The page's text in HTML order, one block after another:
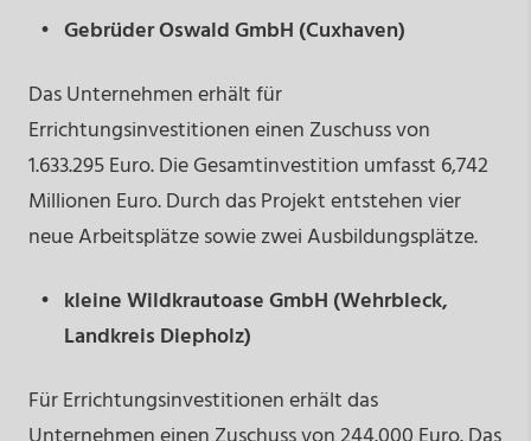
Gebrüder Oswald GmbH (Cuxhaven)
Das Unternehmen erhält für
Errichtungsinvestitionen einen Zuschuss von
1.633.295 Euro. Die Gesamtinvestition umfasst 6,742
Millionen Euro. Durch das Projekt entstehen vier
neue Arbeitsplätze sowie zwei Ausbildungsplätze.
kleine Wildkrautoase GmbH (Wehrbleck,
Landkreis Diepholz)
Für Errichtungsinvestitionen erhält das